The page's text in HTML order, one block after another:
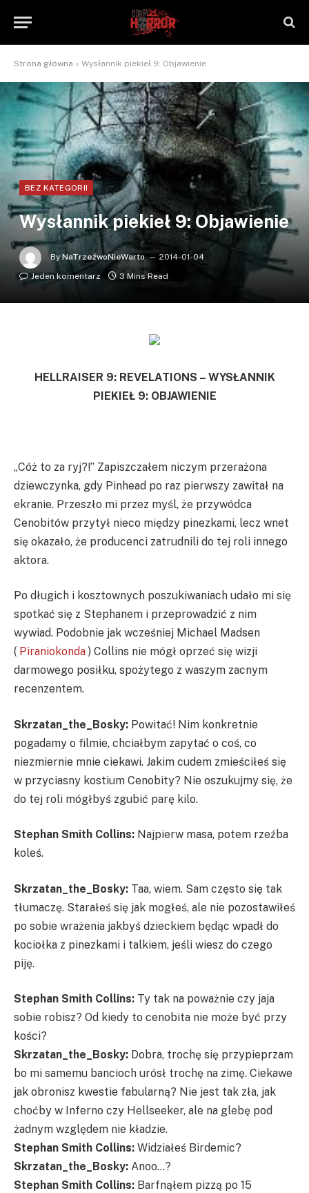
Strona główna » Wysłannik piekieł 9: Objawienie
BEZ KATEGORII
Wysłannik piekieł 9: Objawienie
By NaTrzeźwoNieWarto
2014-01-04
Jeden komentarz
3 Mins Read
HELLRAISER 9: REVELATIONS – WYSŁANNIK
PIEKIEŁ 9: OBJAWIENIE
„Cóż to za ryj?!” Zapiszczałem niczym przerażona
dziewczynka, gdy Pinhead po raz pierwszy zawitał na
ekranie. Przeszło mi przez myśl, że przywódca
Cenobitów przytył nieco między pinezkami, lecz wnet
się okazało, że producenci zatrudnili do tej roli innego
aktora.
Po długich i kosztownych poszukiwaniach udało mi się
spotkać się z Stephanem i przeprowadzić z nim
wywiad. Podobnie jak wcześniej Michael Madsen
( Piraniokonda ) Collins nie mógł oprzeć się wizji
darmowego posiłku, spożytego z waszym zacnym
recenzentem.
Skrzatan_the_Bosky: Powitać! Nim konkretnie
pogadamy o filmie, chciałbym zapytać o coś, co
niezmiernie mnie ciekawi. Jakim cudem zmieściłeś się
w przyciasny kostium Cenobity? Nie oszukujmy się, że
do tej roli mógłbyś zgubić parę kilo.
Stephan Smith Collins: Najpierw masa, potem rzeźba
koleś.
Skrzatan_the_Bosky: Taa, wiem. Sam często się tak
tłumaczę. Starałeś się jak mogłeś, ale nie pozostawiłeś
po sobie wrażenia jakbyś dzieckiem będąc wpadł do
kociołka z pinezkami i talkiem, jeśli wiesz do czego
piję.
Stephan Smith Collins: Ty tak na poważnie czy jaja
sobie robisz? Od kiedy to cenobita nie może być przy
kości?
Skrzatan_the_Bosky: Dobra, trochę się przypieprzam
bo mi samemu bancioch urósł trochę na zimę. Ciekawe
jak obronisz kwestie fabularną? Nie jest tak zła, jak
choćby w Inferno czy Hellseeker, ale na glebę pod
żadnym względem nie kładzie.
Stephan Smith Collins: Widziałeś Birdemic?
Skrzatan_the_Bosky: Anoo…?
Stephan Smith Collins: Barfnąłem pizzą po 15